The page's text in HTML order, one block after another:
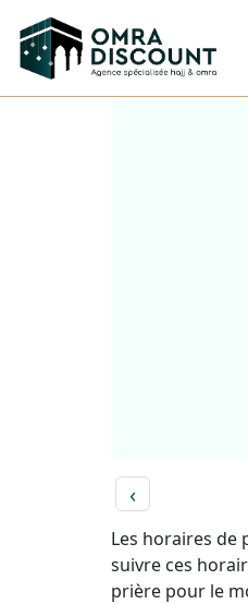
‹
Les horaires de
suivre ces
prière pour le